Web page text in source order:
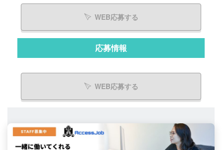
WEB応募する
応募情報
WEB応募する